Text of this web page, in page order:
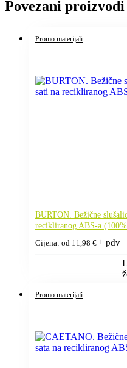
Povezani proizvodi
Promo materijali
BURTON. Bežične
recikliranog ABS-a
Cijena: od 11,98 € + pdv
Promo materijali